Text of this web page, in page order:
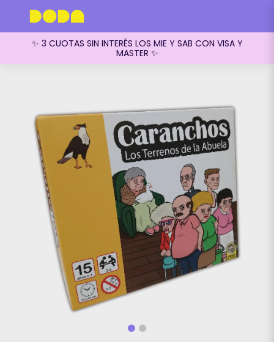
✨ 3 CUOTAS SIN INTERÉS LOS MIE Y SAB CON VISA Y
MASTER ✨